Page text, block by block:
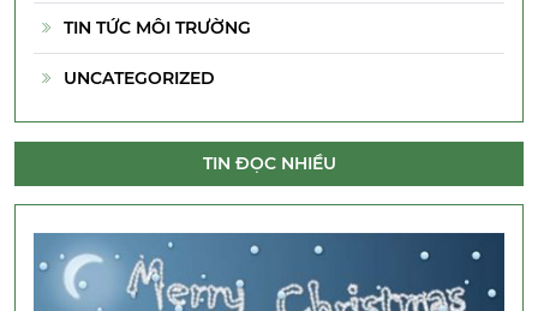
TIN TỨC MÔI TRƯỜNG
UNCATEGORIZED
TIN ĐỌC NHIỀU